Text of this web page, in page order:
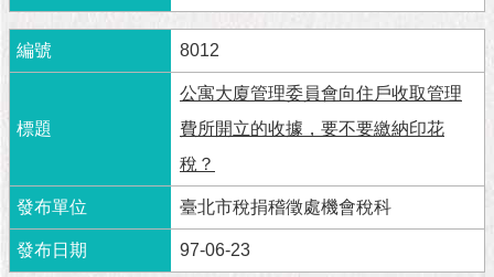
私
權
及
訊
政
策
RSS
8012
公寓大廈管理委員會向住戶收取管理
費所開立的收據，要不要繳納印花
稅？
臺北市稅捐稽徵處機會稅科
97-06-23